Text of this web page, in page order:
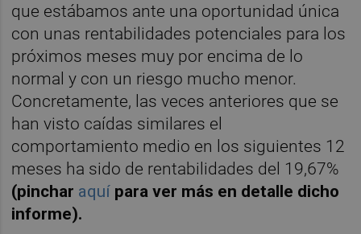
que estábamos ante una oportunidad única
con unas rentabilidades potenciales para los
próximos meses muy por encima de lo
normal y con un riesgo mucho menor.
Concretamente, las veces anteriores que se
han visto caídas similares el
comportamiento medio en los siguientes 12
meses ha sido de rentabilidades del 19,67%
(pinchar aquí para ver más en detalle dicho
informe).